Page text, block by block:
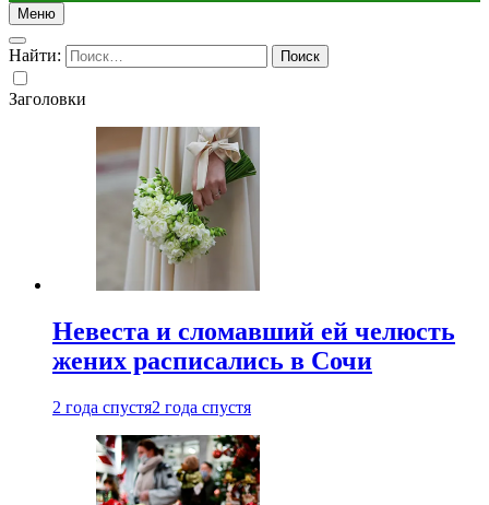
Меню
Найти:
Заголовки
Невеста и сломавший ей челюсть
жених расписались в Сочи
2 года спустя2 года спустя